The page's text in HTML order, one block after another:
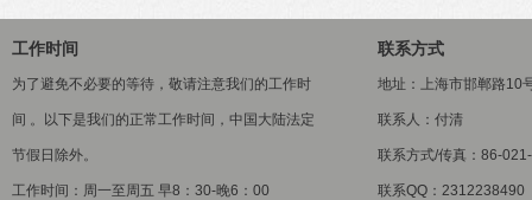
工作时间
为了避免不必要的等待，敬请注意我们的工作时
间 。以下是我们的正常工作时间，中国大陆法定
节假日除外。
工作时间：周一至周五 早8：30-晚6：00
联系方式
地址：上海市邯郸路10
联系人：付清
联系方式/传真：86-
联系QQ：2312238490